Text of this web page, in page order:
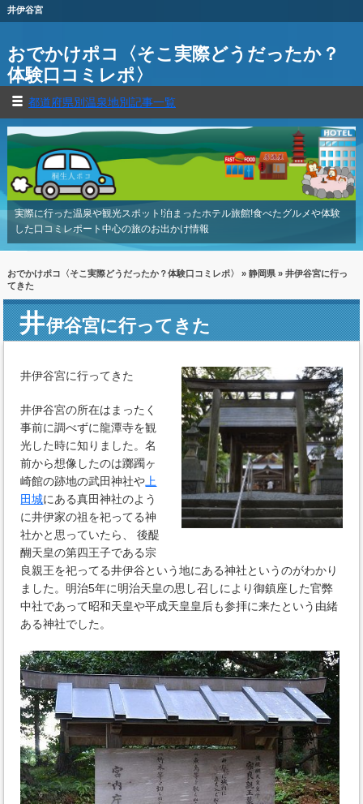
井伊谷宮
おでかけポコ〈そこ実際どうだったか？
体験口コミレポ〉
都道府県別温泉地別記事一覧
実際に行った温泉や観光スポット!泊まったホテル旅館!食べたグルメや体験
した口コミレポート中心の旅のお出かけ情報
おでかけポコ〈そこ実際どうだったか？体験口コミレポ〉 » 静岡県» 井伊谷宮に行っ
てきた
井伊谷宮に行ってきた
井伊谷宮に行ってきた
井伊谷宮の所在はまったく
事前に調べずに龍潭寺を観
光した時に知りました。名
前から想像したのは躑躅ヶ
崎館の跡地の武田神社や上
田城にある真田神社のよう
に井伊家の祖を祀ってる神
社かと思っていたら、 後醍
醐天皇の第四王子である宗
良親王を祀ってる井伊谷という地にある神社というのがわかり
ました。明治5年に明治天皇の思し召しにより御鎮座した官弊
中社であって昭和天皇や平成天皇皇后も参拝に来たという由緒
ある神社でした。